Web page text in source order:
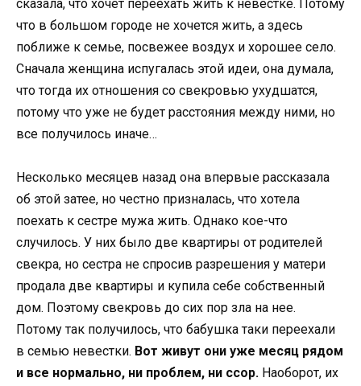
сказала, что хочет переехать жить к невестке. Потому
что в большом городе не хочется жить, а здесь
поближе к семье, посвежее воздух и хорошее село.
Сначала женщина испугалась этой идеи, она думала,
что тогда их отношения со свекровью ухудшатся,
потому что уже не будет расстояния между ними, но
все получилось иначе…
Несколько месяцев назад она впервые рассказала
об этой затее, но честно призналась, что хотела
поехать к сестре мужа жить. Однако кое-что
случилось. У них было две квартиры от родителей
свекра, но сестра не спросив разрешения у матери
продала две квартиры и купила себе собственный
дом. Поэтому свекровь до сих пор зла на нее.
Потому так получилось, что бабушка таки переехали
в семью невестки. Вот живут они уже месяц рядом
и все нормально, ни проблем, ни ссор. Наоборот, их